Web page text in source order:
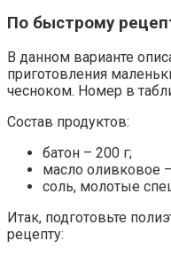
По быстрому
В данном варианте
приготовления
чесноком. Номер в
Состав продуктов:
батон – 200 г;
масло оливковое –
соль, молотые
Итак, подготовьте
рецепту: